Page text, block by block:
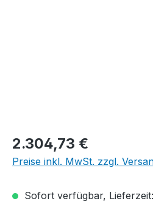
Regulärer Preis:
2.304,73 €
Preise inkl. MwSt. zzgl.
Sofort verfügbar,